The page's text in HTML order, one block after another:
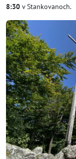
8:30 v Stankovanoch.